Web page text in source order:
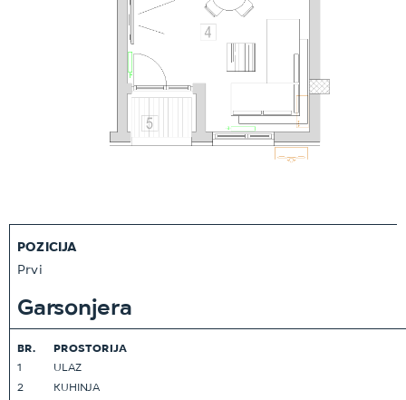
POZICIJA
Prvi
Garsonjera
BR.
PROSTORIJA
1
ULAZ
2
KUHINJA